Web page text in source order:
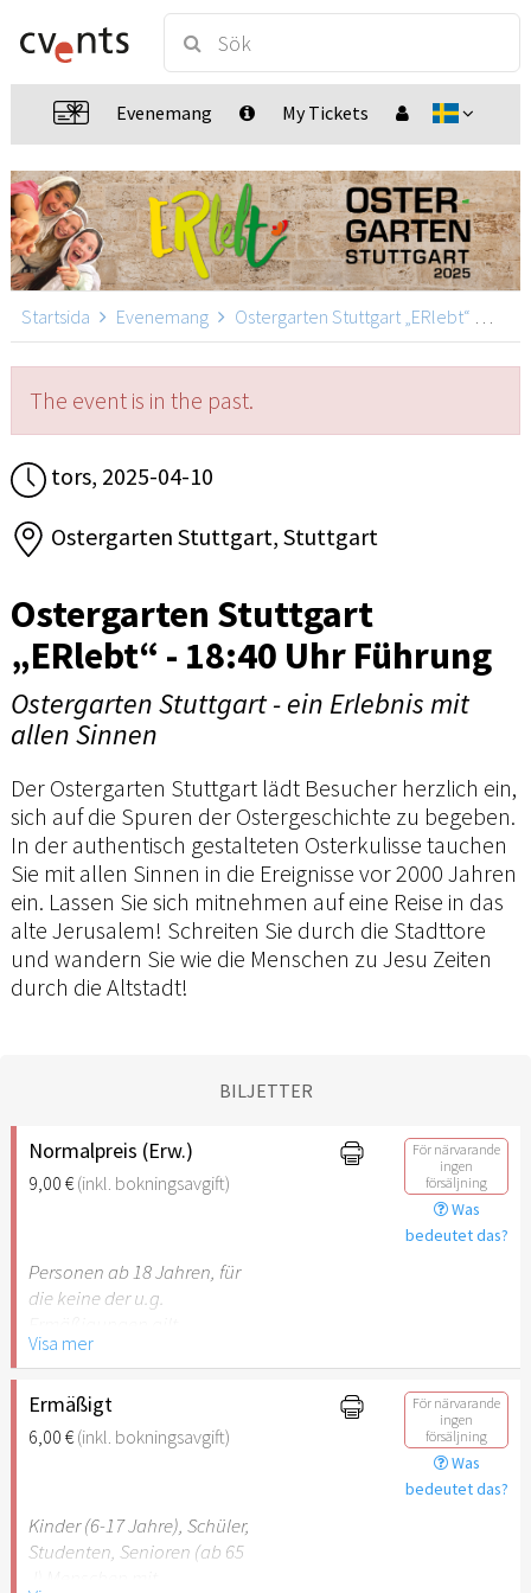
Evenemang My Tickets
Startsida Evenemang Ostergarten Stuttgart „ERlebt“
The event is in the past.
tors, 2025-04-10
Ostergarten Stuttgart, Stuttgart
Ostergarten Stuttgart
„ERlebt“ - 18:40 Uhr Führung
Ostergarten Stuttgart - ein Erlebnis mit
allen Sinnen
Der Ostergarten Stuttgart lädt Besucher herzlich ein,
sich auf die Spuren der Ostergeschichte zu begeben.
In der authentisch gestalteten Osterkulisse tauchen
Sie mit allen Sinnen in die Ereignisse vor 2000 Jahren
ein. Lassen Sie sich mitnehmen auf eine Reise in das
alte Jerusalem! Schreiten Sie durch die Stadttore
und wandern Sie wie die Menschen zu Jesu Zeiten
durch die Altstadt!
BILJETTER
Normalpreis (Erw.)
9,00 €(inkl. bokningsavgift)
För närvarande
ingen
försäljning
Was
bedeutet das?
Personen ab 18 Jahren, für
die keine der u.g.
Visa mer
Ermäßigt
6,00 €(inkl. bokningsavgift)
För närvarande
ingen
försäljning
Was
bedeutet das?
Kinder (6-17 Jahre), Schüler,
Studenten, Senioren (ab 65